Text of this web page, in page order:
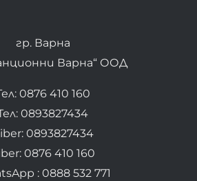
гр. Варна
Варна“ ООД
0876 410 160
0893827434
0893827434
0876 410 160
: 0888 532 771